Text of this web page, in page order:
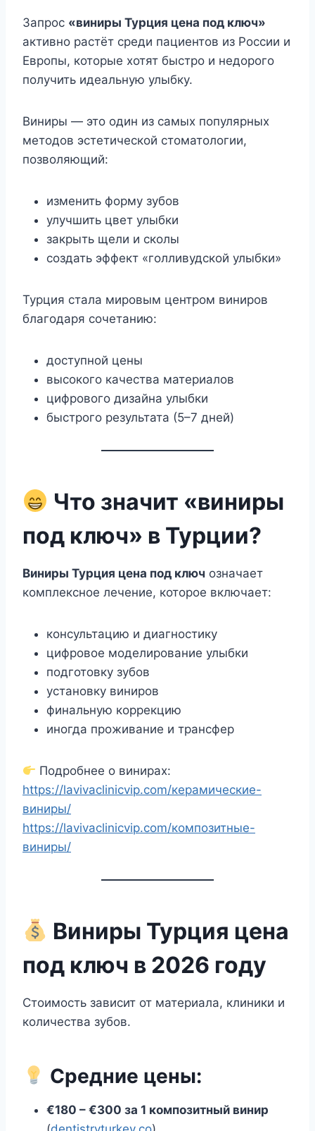
Запрос «виниры Турция цена под ключ»
активно растёт среди пациентов из России и
Европы, которые хотят быстро и недорого
получить идеальную улыбку.
Виниры — это один из самых популярных
методов эстетической стоматологии,
позволяющий:
изменить форму зубов
улучшить цвет улыбки
закрыть щели и сколы
создать эффект «голливудской улыбки»
Турция стала мировым центром виниров
благодаря сочетанию:
доступной цены
высокого качества материалов
цифрового дизайна улыбки
быстрого результата (5–7 дней)
Что значит «виниры
под ключ» в Турции?
Виниры Турция цена под ключ означает
комплексное лечение, которое включает:
консультацию и диагностику
цифровое моделирование улыбки
подготовку зубов
установку виниров
финальную коррекцию
иногда проживание и трансфер
Подробнее о винирах:
https://lavivaclinicvip.com/керамические-
виниры/
https://lavivaclinicvip.com/композитные-
виниры/
Виниры Турция цена
под ключ в 2026 году
Стоимость зависит от материала, клиники и
количества зубов.
Средние цены:
€180 – €300 за 1 композитный винир